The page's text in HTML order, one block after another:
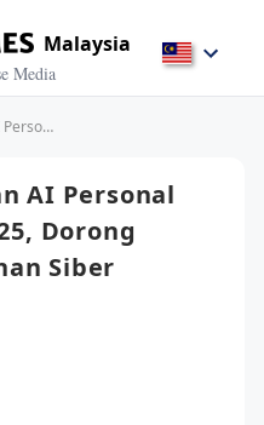
Malaysia
Media
/ SiberMate Hadirkan AI Personal Trainer di NCSC 2025, Dorong Kesadaran Keamanan Siber Nasional
AI Personal
Dorong
Siber